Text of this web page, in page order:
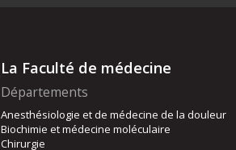
La Faculté de médecine
Départements
Anesthésiologie et de médecine de la douleur
Biochimie et médecine moléculaire
Chirurgie